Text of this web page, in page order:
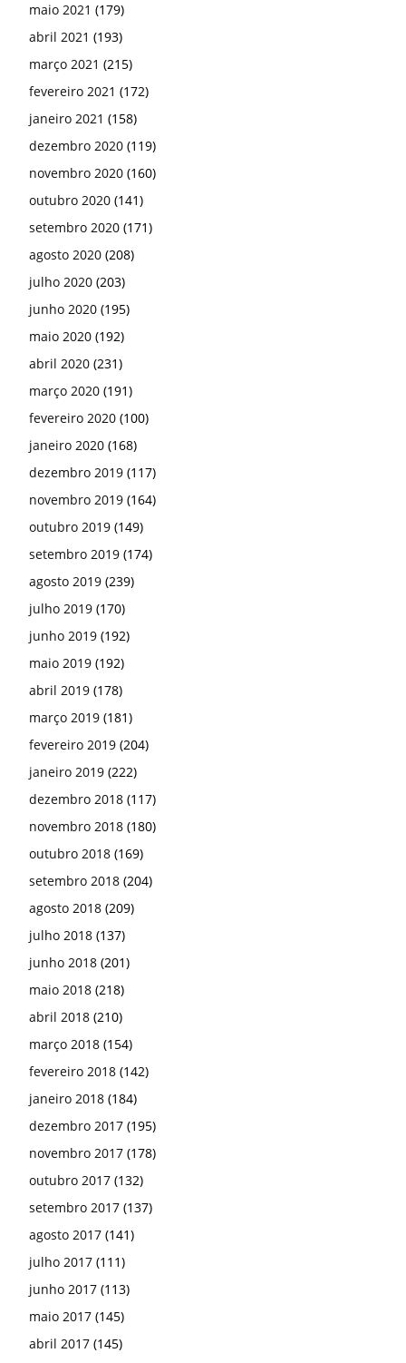
maio 2021 (179)
abril 2021 (193)
março 2021 (215)
fevereiro 2021 (172)
janeiro 2021 (158)
dezembro 2020 (119)
novembro 2020 (160)
outubro 2020 (141)
setembro 2020 (171)
agosto 2020 (208)
julho 2020 (203)
junho 2020 (195)
maio 2020 (192)
abril 2020 (231)
março 2020 (191)
fevereiro 2020 (100)
janeiro 2020 (168)
dezembro 2019 (117)
novembro 2019 (164)
outubro 2019 (149)
setembro 2019 (174)
agosto 2019 (239)
julho 2019 (170)
junho 2019 (192)
maio 2019 (192)
abril 2019 (178)
março 2019 (181)
fevereiro 2019 (204)
janeiro 2019 (222)
dezembro 2018 (117)
novembro 2018 (180)
outubro 2018 (169)
setembro 2018 (204)
agosto 2018 (209)
julho 2018 (137)
junho 2018 (201)
maio 2018 (218)
abril 2018 (210)
março 2018 (154)
fevereiro 2018 (142)
janeiro 2018 (184)
dezembro 2017 (195)
novembro 2017 (178)
outubro 2017 (132)
setembro 2017 (137)
agosto 2017 (141)
julho 2017 (111)
junho 2017 (113)
maio 2017 (145)
abril 2017 (145)